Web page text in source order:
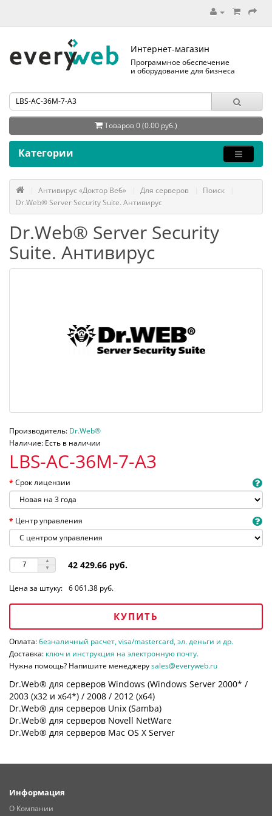
Интернет-магазин
Программное обеспечение
и оборудование для бизнеса
Товаров 0 (0.00 руб.)
Категории
Антивирус «Доктор Веб» Для серверов
Поиск
Dr.Web® Server Security Suite. Антивирус
Dr.Web® Server Security
Suite. Антивирус
Производитель: Dr.Web®
Наличие: Есть в наличии
LBS-AC-36M-7-A3
Срок лицензии
Центр управления
42 429.66 руб.
Цена за штуку: 6 061.38 руб.
КУПИТЬ
Оплата:безналичный расчет, visa/mastercard, эл. деньги и др.
Доставка: ключ и инструкция на электронную почту.
Нужна помощь? Напишите менеджеруsales@everyweb.ru
Dr.Web® для серверов Windows (Windows Server 2000* /
2003 (х32 и х64*) / 2008 / 2012 (х64)
Dr.Web® для серверов Unix (Samba)
Dr.Web® для серверов Novell NetWare
Dr.Web® для серверов Mac OS X Server
Информация
О Компании